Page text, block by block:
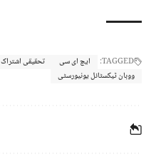
TAGGED: ایچ ای سی تحقیقی اشتراک
ووہان ٹیکسٹائل یونیورسٹی